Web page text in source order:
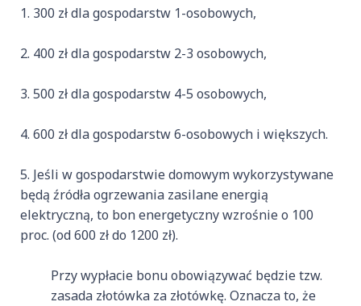
300 zł dla gospodarstw 1-osobowych,
400 zł dla gospodarstw 2-3 osobowych,
500 zł dla gospodarstw 4-5 osobowych,
600 zł dla gospodarstw 6-osobowych i większych.
Jeśli w gospodarstwie domowym wykorzystywane
będą źródła ogrzewania zasilane energią
elektryczną, to bon energetyczny wzrośnie o 100
proc. (od 600 zł do 1200 zł).
Przy wypłacie bonu obowiązywać będzie tzw.
zasada złotówka za złotówkę. Oznacza to, że